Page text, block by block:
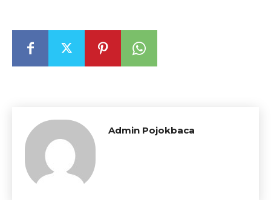
Admin Pojokbaca